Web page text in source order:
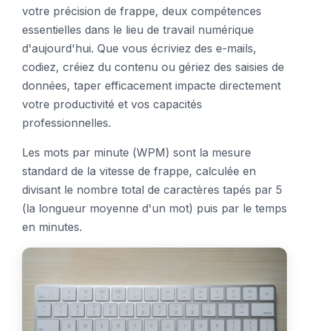
Hand-Eye Coordination
FPS Reaction
Classement
Articles
Tableau de bord
🇫🇷FR
votre précision de frappe, deux compétences
essentielles dans le lieu de travail numérique
d'aujourd'hui. Que vous écriviez des e-mails,
codiez, créiez du contenu ou gériez des saisies de
données, taper efficacement impacte directement
votre productivité et vos capacités
professionnelles.
Les mots par minute (WPM) sont la mesure
standard de la vitesse de frappe, calculée en
divisant le nombre total de caractères tapés par 5
(la longueur moyenne d'un mot) puis par le temps
en minutes.